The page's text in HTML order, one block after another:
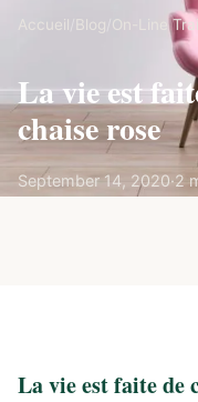
Accueil Blog On-Line
La vie est
chaise rose
September 14, 2020·2
La vie est faite de